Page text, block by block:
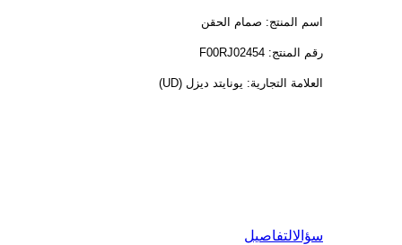
اسم المنتج: صمام الحقن
رقم المنتج: F00RJ02454
العلامة التجارية: يونايتد ديزل (UD)
سؤالالتفاصيل